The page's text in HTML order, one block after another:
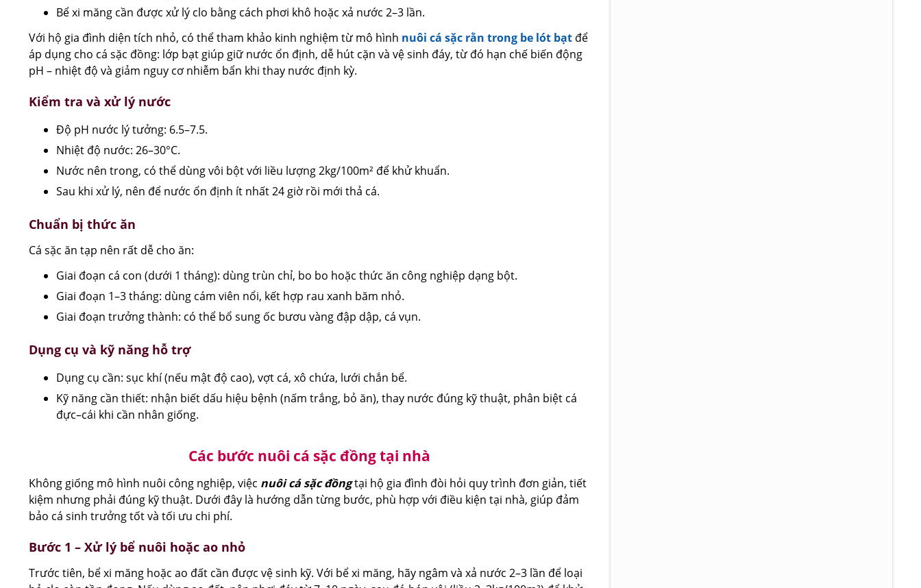
Bể xi măng cần được xử lý clo bằng cách phơi khô hoặc xả nước 2–3 lần.
Với hộ gia đình diện tích nhỏ, có thể tham khảo kinh nghiệm từ mô hình nuôi cá sặc rằn trong be lót bạt để
áp dụng cho cá sặc đồng: lớp bạt giúp giữ nước ổn định, dễ hút cặn và vệ sinh đáy, từ đó hạn chế biến động
pH – nhiệt độ và giảm nguy cơ nhiễm bẩn khi thay nước định kỳ.
Kiểm tra và xử lý nước
Độ pH nước lý tưởng: 6.5–7.5.
Nhiệt độ nước: 26–30°C.
Nước nên trong, có thể dùng vôi bột với liều lượng 2kg/100m² để khử khuẩn.
Sau khi xử lý, nên để nước ổn định ít nhất 24 giờ rồi mới thả cá.
Chuẩn bị thức ăn
Cá sặc ăn tạp nên rất dễ cho ăn:
Giai đoạn cá con (dưới 1 tháng): dùng trùn chỉ, bo bo hoặc thức ăn công nghiệp dạng bột.
Giai đoạn 1–3 tháng: dùng cám viên nổi, kết hợp rau xanh băm nhỏ.
Giai đoạn trưởng thành: có thể bổ sung ốc bươu vàng đập dập, cá vụn.
Dụng cụ và kỹ năng hỗ trợ
Dụng cụ cần: sục khí (nếu mật độ cao), vợt cá, xô chứa, lưới chắn bể.
Kỹ năng cần thiết: nhận biết dấu hiệu bệnh (nấm trắng, bỏ ăn), thay nước đúng kỹ thuật, phân biệt cá
đực–cái khi cần nhân giống.
Các bước nuôi cá sặc đồng tại nhà
Không giống mô hình nuôi công nghiệp, việc nuôi cá sặc đồngtại hộ gia đình đòi hỏi quy trình đơn giản, tiết
kiệm nhưng phải đúng kỹ thuật. Dưới đây là hướng dẫn từng bước, phù hợp với điều kiện tại nhà, giúp đảm
bảo cá sinh trưởng tốt và tối ưu chi phí.
Bước 1 – Xử lý bể nuôi hoặc ao nhỏ
Trước tiên, bể xi măng hoặc ao đất cần được vệ sinh kỹ. Với bể xi măng, hãy ngâm và xả nước 2–3 lần để loại